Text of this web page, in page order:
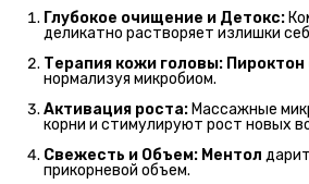
Глубокое очищение и Детокс:
деликатно растворяет излишки
Терапия кожи головы:
нормализуя микробиом.
Активация роста: Массажные
корни и стимулируют рост новых
Свежесть и Объем: Ментол
прикорневой объем.